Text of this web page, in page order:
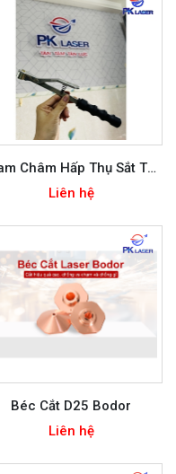
Châm Hấp Thụ Sắt Từ
Tính Nhẹ Bộ Cầm Tay
Liên hệ
Béc Cắt D25 Bodor
Liên hệ